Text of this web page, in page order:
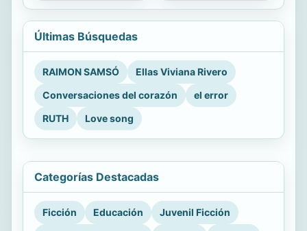
Últimas Búsquedas
RAIMON SAMSÓ
Ellas Viviana Rivero
Conversaciones del corazón
el error
RUTH
Love song
Categorías Destacadas
Ficción Educación
Juvenil Ficción